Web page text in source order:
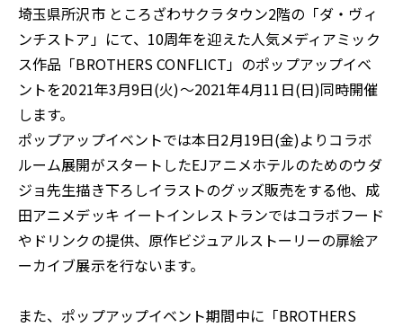
埼玉県所沢市 ところざわサクラタウン2階の「ダ・ヴィ
ンチストア」にて、10周年を迎えた人気メディアミック
ス作品「BROTHERS CONFLICT」のポップアップイベ
ントを2021年3月9日(火)～2021年4月11日(日)同時開催
します。
ポップアップイベントでは本日2月19日(金)よりコラボ
ルーム展開がスタートしたEJアニメホテルのためのウダ
ジョ先生描き下ろしイラストのグッズ販売をする他、成
田アニメデッキ イートインレストランではコラボフード
やドリンクの提供、原作ビジュアルストーリーの扉絵ア
ーカイブ展示を行ないます。
また、ポップアップイベント期間中に「BROTHERS